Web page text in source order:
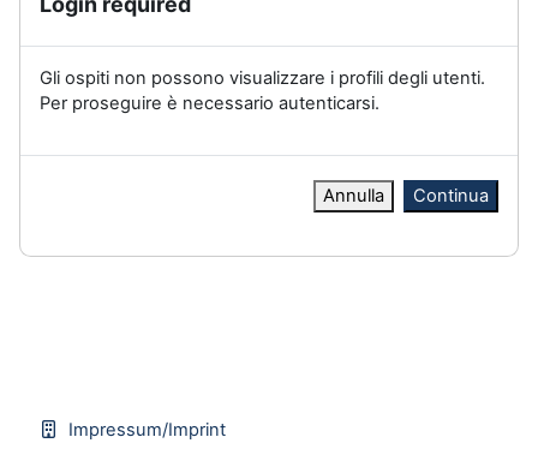
Gli ospiti non possono visualizzare i profili degli utenti.
Per proseguire è necessario autenticarsi.
Annulla Continua
Impressum/Imprint